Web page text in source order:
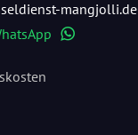
mangjolli.de